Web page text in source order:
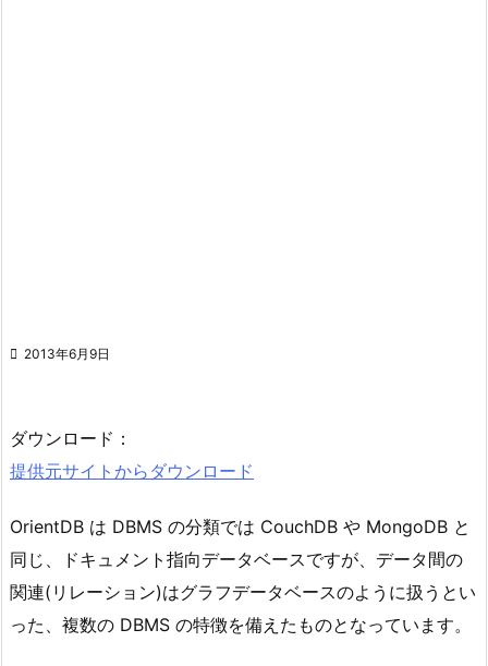
 2013年6月9日
ダウンロード：
提供元サイトからダウンロード
OrientDB は DBMS の分類では CouchDB や MongoDB と
同じ、ドキュメント指向データベースですが、データ間の
関連(リレーション)はグラフデータベースのように扱うとい
った、複数の DBMS の特徴を備えたものとなっています。